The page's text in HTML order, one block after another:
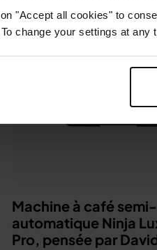
"Accept all cookies" to
change your settings at any
Machine à café semi-
automatique Ninja
Pro, pensée par